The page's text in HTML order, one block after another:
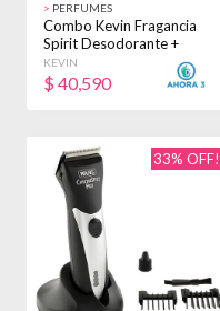
> PERFUMES
Combo Kevin Fragancia
Spirit Desodorante +
Perfume Hombre
KEVIN
$ 40,590
33% OFF!